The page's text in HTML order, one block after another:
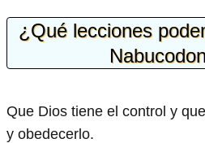
¿Qué lecciones
Que Dios tiene el control y
y obedecerlo.